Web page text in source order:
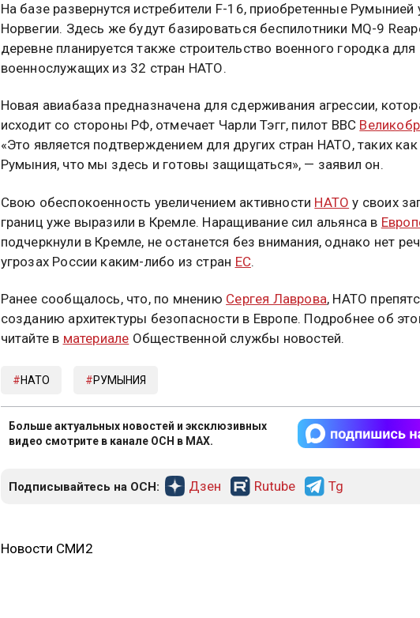
На базе развернутся истребители F-16, приобретенные Румынией
Норвегии. Здесь же будут базироваться беспилотники MQ-9
деревне планируется также строительство военного городка для
военнослужащих из 32 стран НАТО.
Новая авиабаза предназначена для сдерживания агрессии,
исходит со стороны РФ, отмечает Чарли Тэгг, пилот ВВС
«Это является подтверждением для других стран НАТО, таких как
Румыния, что мы здесь и готовы защищаться», — заявил он.
Свою обеспокоенность увеличением активности НАТО у своих
границ уже выразили в Кремле. Наращивание сил альянса в
подчеркнули в Кремле, не останется без внимания, однако нет
угрозах России каким-либо из стран ЕС.
Ранее сообщалось, что, по мнению Сергея Лаврова, НАТО
созданию архитектуры безопасности в Европе. Подробнее об
читайте в материале Общественной службы новостей.
НАТО РУМЫНИЯ
Больше актуальных новостей и эксклюзивных
видео смотрите в канале ОСН в MAX.
Подписывайтесь на ОСН: Дзен Rutube Tg
Новости СМИ2